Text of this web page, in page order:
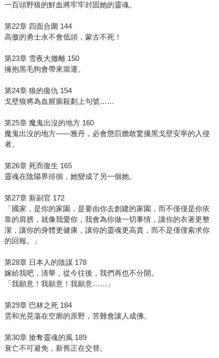
一百頭野狼的鮮血將牢牢封固她的靈魂。
第22章 四面合圍 144
高傲的勇士永不會低頭，蒙古不死！
第23章 雪夜大撤離 150
擁抱黑毛狗會帶來噩運。
第24章 狼的復仇 154
戈壁狼將為血腥廝殺劃上句號……
第25章 魔鬼出沒的地方 160
魔鬼出沒的地方——雅丹，必會懲罰膽敢驚擾黑戈壁安寧的入侵
者。
第26章 死而復生 165
靈魂在陰陽界徘徊，她變成了另一個她。
第27章 新副官 172
「國家，是你的家園，是要由你去創建的家園，而不僅僅是你依
靠的肩膀，就像我愛你，我會為你做一切事情，讓你的衣著更整
潔，讓你的身體更健康，讓你的靈魂更高貴，而不是僅僅索求你
的回報。」
第28章 日本人的陰謀 178
嫁給我吧，清華，從今往後，我們再也不分開。
「我願意！我願意！我願意……」
第29章 巴林之死 184
雲和光晃蕩在空廓的原野，苦難會讓人成佛。
第30章 搶奪靈魂的風 189
衰亡不可避免，新舊正在交替。